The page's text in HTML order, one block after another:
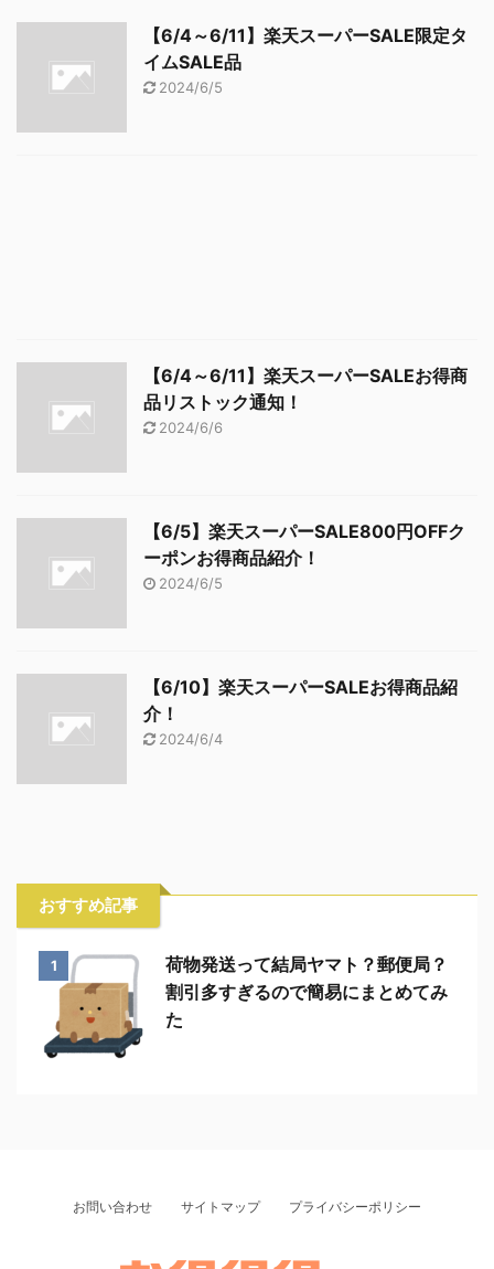
【6/4～6/11】楽天スーパーSALE限定タ
イムSALE品
2024/6/5
【6/4～6/11】楽天スーパーSALEお得商
品リストック通知！
2024/6/6
【6/5】楽天スーパーSALE800円OFFク
ーポンお得商品紹介！
2024/6/5
【6/10】楽天スーパーSALEお得商品紹
介！
2024/6/4
おすすめ記事
1
荷物発送って結局ヤマト？郵便局？
割引多すぎるので簡易にまとめてみ
た
お問い合わせ サイトマップ プライバシーポリシー